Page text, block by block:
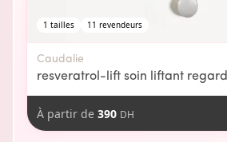
1 tailles 11 revendeurs
Caudalie
resveratrol-lift soin liftant regard
À partir de 390 DH